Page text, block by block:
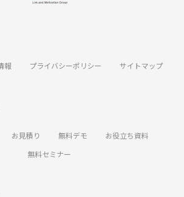
報 プライバシーポリシー サイトマップ
お見積り 無料デモ
お役立ち資料
無料セミナー